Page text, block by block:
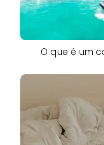
O que é um